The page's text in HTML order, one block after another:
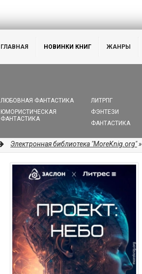
ГЛАВНАЯ НОВИНКИ КНИГ ЖАНРЫ
ЛЮБОВНАЯ ФАНТАСТИКА
ЮМОРИСТИЧЕСКАЯ
ФАНТАСТИКА
ЛИТРПГ
ФЭНТЕЗИ
ФАНТАСТИКА
Электронная библиотека "MoreKnig.org"»